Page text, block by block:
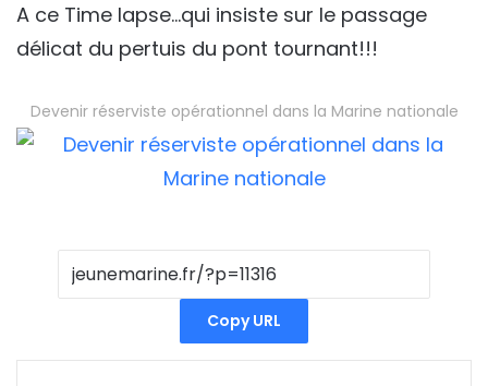
A ce Time lapse…qui insiste sur le passage
délicat du pertuis du pont tournant!!!
Devenir réserviste opérationnel dans la Marine nationale
Copy URL